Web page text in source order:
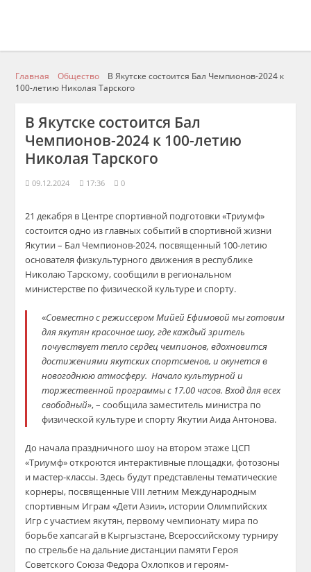
Главная Общество
В Якутске состоится Бал Чемпионов-2024 к
100-летию Николая Тарского
В Якутске состоится Бал
Чемпионов-2024 к 100-летию
Николая Тарского
09.12.2024 17:36 0
21 декабря в Центре спортивной подготовки «Триумф»
состоится одно из главных событий в спортивной жизни
Якутии – Бал Чемпионов-2024, посвященный 100-летию
основателя физкультурного движения в республике
Николаю Тарскому, сообщили в региональном
министерстве по физической культуре и спорту.
«Совместно с режиссером Мийей Ефимовой мы готовим
для якутян красочное шоу, где каждый зритель
почувствует тепло сердец чемпионов, вдохновится
достижениями якутских спортсменов, и окунется в
новогоднюю атмосферу. Начало культурной и
торжественной программы с 17.00 часов. Вход для всех
свободный», – сообщила заместитель министра по
физической культуре и спорту Якутии Аида Антонова.
До начала праздничного шоу на втором этаже ЦСП
«Триумф» откроются интерактивные площадки, фотозоны
и мастер-классы. Здесь будут представлены тематические
корнеры, посвященные VIII летним Международным
спортивным Играм «Дети Азии», истории Олимпийских
Игр с участием якутян, первому чемпионату мира по
борьбе хапсагай в Кыргызстане, Всероссийскому турниру
по стрельбе на дальние дистанции памяти Героя
Советского Союза Федора Охлопков и героям-